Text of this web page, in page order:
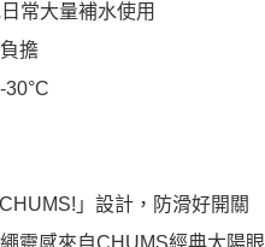
常大量補水使用
擔
」設計，防滑好開關
靈感來自CHUMS經典太陽眼